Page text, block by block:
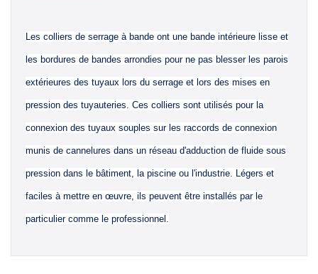
Les colliers de serrage à bande ont une bande intérieure lisse et
les bordures de bandes arrondies pour ne pas blesser les parois
extérieures des tuyaux lors du serrage et lors des mises en
pression des tuyauteries. Ces colliers sont utilisés pour la
connexion des tuyaux souples sur les raccords de connexion
munis de cannelures dans un réseau d'adduction de fluide sous
pression dans le bâtiment, la piscine ou l'industrie. Légers et
faciles à mettre en œuvre, ils peuvent être installés par le
particulier comme le professionnel.